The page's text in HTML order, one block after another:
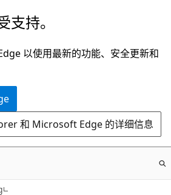
支持。
以使用最新的功能、安全更新和
和 Microsoft Edge 的详细信息